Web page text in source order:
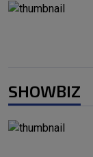
SHOWBIZ